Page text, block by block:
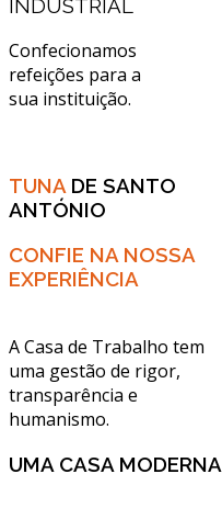
INDUSTRIAL
Confecionamos
refeições para a
sua instituição.
TUNA DE SANTO
ANTÓNIO
CONFIE NA NOSSA
EXPERIÊNCIA
A Casa de Trabalho tem
uma gestão de rigor,
transparência e
humanismo.
UMA CASA MODERNA